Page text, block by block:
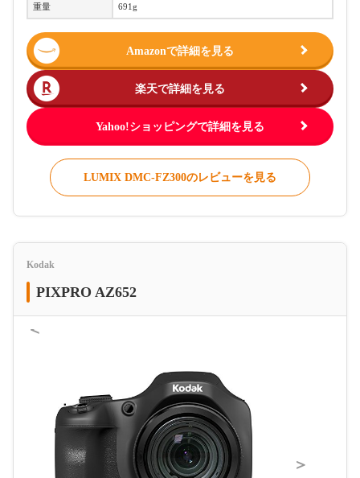
重量 691g
Amazonで詳細を見る
楽天で詳細を見る
Yahoo!ショッピングで詳細を見る
LUMIX DMC-FZ300のレビューを見る
Kodak
PIXPRO AZ652
＜
＞